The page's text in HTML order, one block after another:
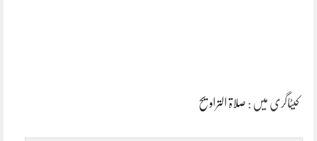
کیٹاگری میں : صلاۃ التراویح